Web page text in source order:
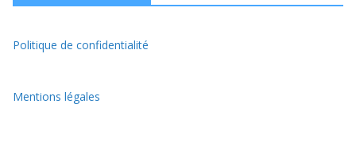
s
m
n
Politique de confidentialité
Mentions légales